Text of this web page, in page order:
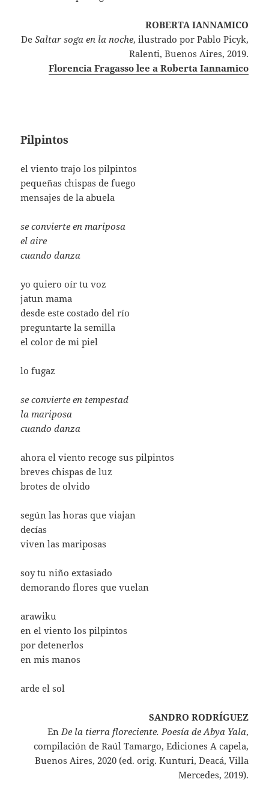
ROBERTA IANNAMICO
De Saltar soga en la noche, ilustrado por Pablo Picyk,
Ralenti, Buenos Aires, 2019.
Florencia Fragasso lee a Roberta Iannamico
Pilpintos
el viento trajo los pilpintos
pequeñas chispas de fuego
mensajes de la abuela
se convierte en mariposa
el aire
cuando danza
yo quiero oír tu voz
jatun mama
desde este costado del río
preguntarte la semilla
el color de mi piel
lo fugaz
se convierte en tempestad
la mariposa
cuando danza
ahora el viento recoge sus pilpintos
breves chispas de luz
brotes de olvido
según las horas que viajan
decías
viven las mariposas
soy tu niño extasiado
demorando flores que vuelan
arawiku
en el viento los pilpintos
por detenerlos
en mis manos
arde el sol
SANDRO RODRÍGUEZ
EnDe la tierra floreciente. Poesía de Abya Yala,
compilación de Raúl Tamargo, Ediciones A capela,
Buenos Aires, 2020 (ed. orig. Kunturi, Deacá, Villa
Mercedes, 2019).